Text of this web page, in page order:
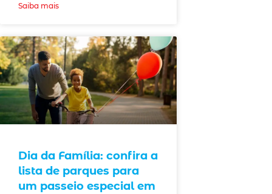
Saiba mais
Dia da Família: confira a
lista de parques para
um passeio especial em